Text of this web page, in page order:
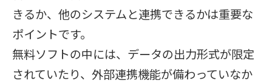
きるか、他のシステムと連携できるかは重要な
ポイントです。
無料ソフトの中には、データの出力形式が限定
されていたり、外部連携機能が備わっていなか